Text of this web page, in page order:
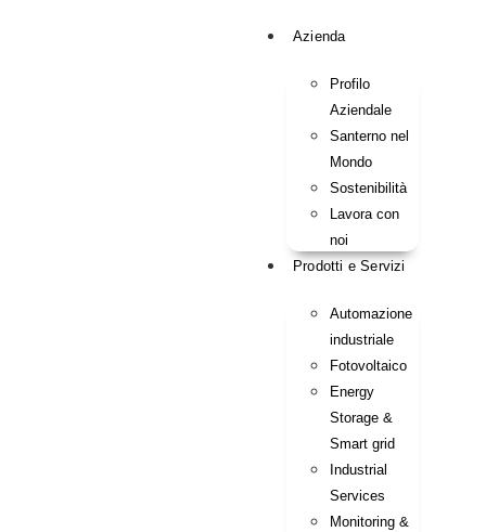
Azienda
Profilo
Aziendale
Santerno nel
Mondo
Sostenibilità
Lavora con
noi
Prodotti e Servizi
Automazione
industriale
Fotovoltaico
Energy
Storage &
Smart grid
Industrial
Services
Monitoring &